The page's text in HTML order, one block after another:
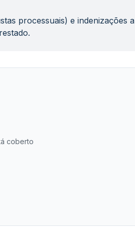
processuais) e indenizações a
coberto